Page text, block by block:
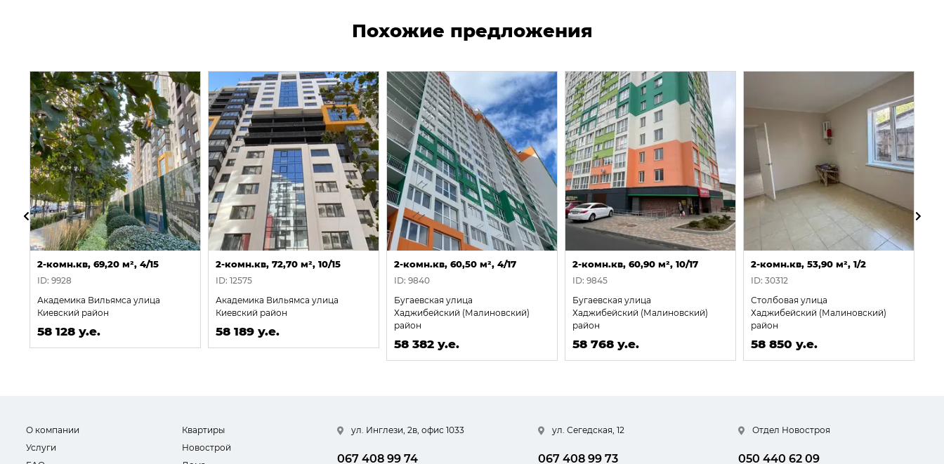
Похожие предложения
2-комн.кв, 69,20 м², 4/15
ID: 9928
Академика Вильямса улица
Киевский район
58 128 у.е.
2-комн.кв, 72,70 м², 10/15
ID: 12575
Академика Вильямса улица
Киевский район
58 189 у.е.
2-комн.кв, 60,50 м², 4/17
ID: 9840
Бугаевская улица
Хаджибейский (Малиновский)
район
58 382 у.е.
2-комн.кв, 60,90 м², 10/17
ID: 9845
Бугаевская улица
Хаджибейский (Малиновский)
район
58 768 у.е.
2-комн.кв, 53,90 м², 1/2
ID: 30312
Столбовая улица
Хаджибейский (Малиновский)
район
58 850 у.е.
О компании
Услуги
Квартиры
Новострой
ул. Инглези, 2в, офис 1033
067 408 99 74
ул. Сегедская, 12
067 408 99 73
Отдел Новостроя
050 440 62 09